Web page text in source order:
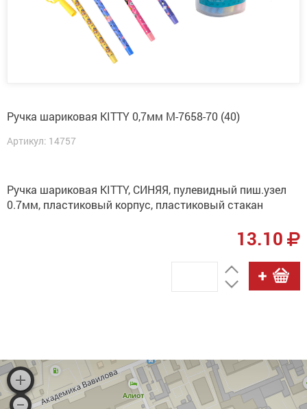
Ручка шариковая KITTY 0,7мм М-7658-70 (40)
Артикул: 14757
Ручка шариковая KITTY, СИНЯЯ, пулевидный пиш.узел
0.7мм, пластиковый корпус, пластиковый стакан
13.10